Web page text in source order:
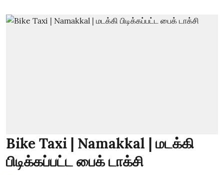
Bike Taxi | Namakkal | மடக்கி
பிடிக்கப்பட்ட பைக் டாக்சி